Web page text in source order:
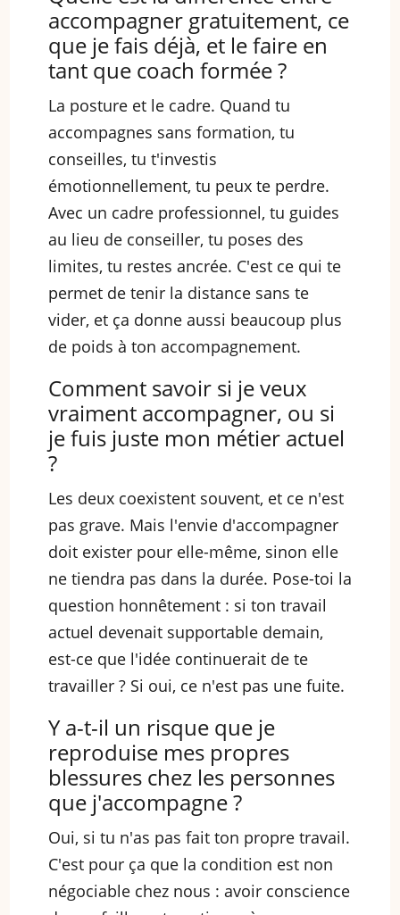
accompagner gratuitement, ce
que je fais déjà, et le faire en
tant que coach formée ?
La posture et le cadre. Quand tu
accompagnes sans formation, tu
conseilles, tu t'investis
émotionnellement, tu peux te perdre.
Avec un cadre professionnel, tu guides
au lieu de conseiller, tu poses des
limites, tu restes ancrée. C'est ce qui te
permet de tenir la distance sans te
vider, et ça donne aussi beaucoup plus
de poids à ton accompagnement.
Comment savoir si je veux
vraiment accompagner, ou si
je fuis juste mon métier actuel
?
Les deux coexistent souvent, et ce n'est
pas grave. Mais l'envie d'accompagner
doit exister pour elle-même, sinon elle
ne tiendra pas dans la durée. Pose-toi la
question honnêtement : si ton travail
actuel devenait supportable demain,
est-ce que l'idée continuerait de te
travailler ? Si oui, ce n'est pas une fuite.
Y a-t-il un risque que je
reproduise mes propres
blessures chez les personnes
que j'accompagne ?
Oui, si tu n'as pas fait ton propre travail.
C'est pour ça que la condition est non
négociable chez nous : avoir conscience